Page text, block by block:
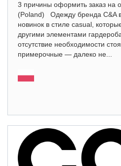
3 причины оформить заказ на
(Poland) Одежду бренда C&A
новинок в стиле casual,
другими элементами
отсутствие необходимости
примерочные — далеко не...